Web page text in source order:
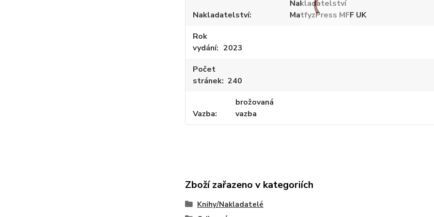
Nakladatelství
Nakladatelství
MatfyzPress MFF UK
Rok
vydání
2023
Počet
stránek 240
Vazba
brožovaná
vazba
Zboží zařazeno v kategoriích
Knihy/Nakladatelé